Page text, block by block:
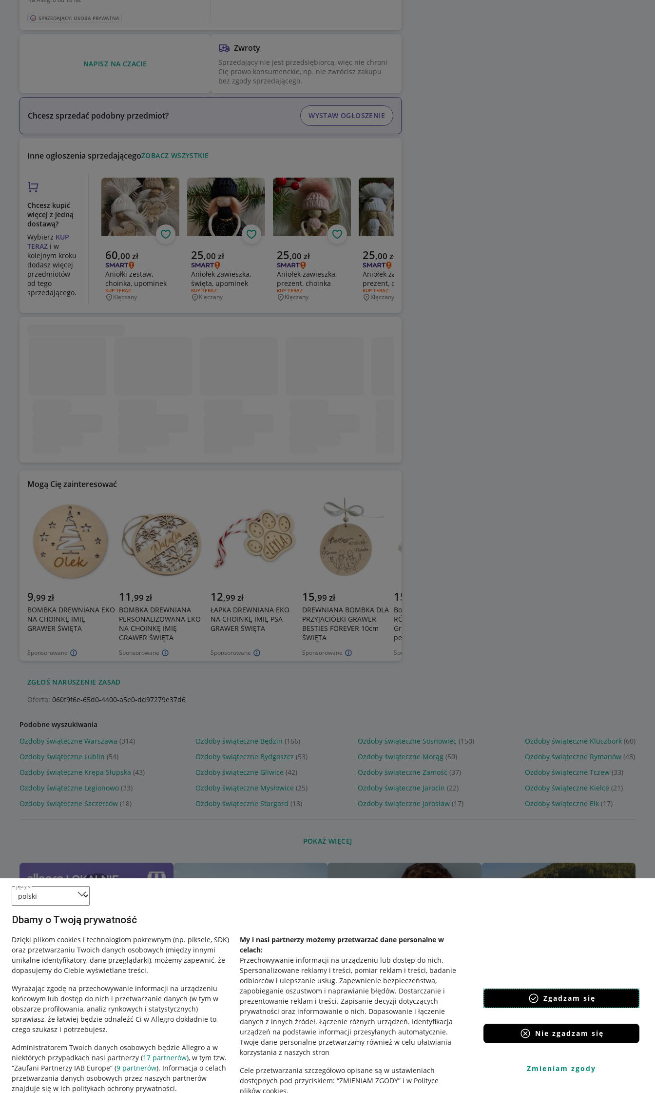
język
Dbamy o Twoją prywatność
Dzięki plikom cookies i technologiom pokrewnym (np. piksele, SDK)
oraz przetwarzaniu Twoich danych osobowych (między innymi
unikalne identyfikatory, dane przeglądarki), możemy zapewnić, że
dopasujemy do Ciebie wyświetlane treści.
Wyrażając zgodę na przechowywanie informacji na urządzeniu
końcowym lub dostęp do nich i przetwarzanie danych (w tym w
obszarze profilowania, analiz rynkowych i statystycznych)
sprawiasz, że łatwiej będzie odnaleźć Ci w Allegro dokładnie to,
czego szukasz i potrzebujesz.
Administratorem Twoich danych osobowych będzie Allegro a w
niektórych przypadkach nasi partnerzy (17 partnerów), w tym tzw.
“Zaufani Partnerzy IAB Europe” (9 partnerów). Informacja o celach
przetwarzania danych osobowych przez naszych partnerów
znajduje się w ich politykach ochrony prywatności.
My i nasi partnerzy możemy przetwarzać dane personalne w
celach:
Przechowywanie informacji na urządzeniu lub dostęp do nich.
Spersonalizowane reklamy i treści, pomiar reklam i treści, badanie
odbiorców i ulepszanie usług. Zapewnienie bezpieczeństwa,
zapobieganie oszustwom i naprawianie błędów. Dostarczanie i
prezentowanie reklam i treści. Zapisanie decyzji dotyczących
prywatności oraz informowanie o nich. Dopasowanie i łączenie
danych z innych źródeł. Łączenie różnych urządzeń. Identyfikacja
urządzeń na podstawie informacji przesyłanych automatycznie.
Twoje dane personalne przetwarzamy również w celu ułatwiania
korzystania z naszych stron
Cele przetwarzania szczegółowo opisane są w ustawieniach
dostępnych pod przyciskiem: “ZMIENIAM ZGODY” i w Polityce
plików cookies.
Zgadzam się
Nie zgadzam się
Zmieniam zgody
SPRZEDAJĄCY: OSOBA PRYWATNA
NAPISZ NA CZACIE
Zwroty
Sprzedający nie jest przedsiębiorcą, więc nie chroni
Cię prawo konsumenckie, np. nie zwrócisz zakupu
bez zgody sprzedającego.
Inne ogłoszenia sprzedającegoZOBACZ WSZYSTKIE
Chcesz kupić
więcej z jedną
dostawą?
Wybierz KUP
TERAZ i w
kolejnym kroku
dodasz więcej
przedmiotów
od tego
sprzedającego.
Aktualna cena
60,00 zł
Aniołki zestaw,
choinka, upominek
RODZAJ OFERTY:
KUP TERAZ
Miejscowość
Klęczany
Obserwuj
Aktualna cena
25,00 zł
Aniołek zawieszka,
święta, upominek
RODZAJ OFERTY:
KUP TERAZ
Miejscowość
Klęczany
Obserwuj
Aktualna cena
25,00 zł
Aniołek zawieszka,
prezent, choinka
RODZAJ OFERTY:
KUP TERAZ
Miejscowość
Klęczany
Obserwuj
Aktualna cena
25,00 zł
Aniołek zawieszka,
prezent, choinka
RODZAJ OFERTY:
KUP TERAZ
Miejscowość
Klęczany
Mogą Cię zainteresować
Sponsorowane
9,99 zł
BOMBKA DREWNIANA EKO
NA CHOINKĘ IMIĘ
GRAWER ŚWIĘTA
Sponsorowane
11 ,99 zł
BOMBKA DREWNIANA
PERSONALIZOWANA EKO
NA CHOINKĘ IMIĘ
GRAWER ŚWIĘTA
Sponsorowane
12,99 zł
ŁAPKA DREWNIANA EKO
NA CHOINKĘ IMIĘ PSA
GRAWER ŚWIĘTA
Sponsorowane
15,99 zł
DREWNIANA BOMBKA DLA
PRZYJACIÓŁKI GRAWER
BESTIES FOREVER 10cm
ŚWIĘTA
Sponsorowane
15
Bombka z imieniem,
RÓŻNE WZORY Miernik
Grzeczności
perosnalizowany
Chcesz sprzedać podobny przedmiot? WYSTAW OGŁOSZENIE
ZGŁOŚ NARUSZENIE ZASAD
Oferta: 060f9f6e-65d0-4400-a5e0-dd97279e37d6
Podobne wyszukiwania
Ozdoby świąteczne Warszawa (314) Ozdoby świąteczne Będzin (166) Ozdoby świąteczne Sosnowiec (150) Ozdoby świąteczne Kluczbork (60)
Ozdoby świąteczne Lublin (54) Ozdoby świąteczne Bydgoszcz (53) Ozdoby świąteczne Morąg (50) Ozdoby świąteczne Rymanów (48)
Ozdoby świąteczne Krępa Słupska (43) Ozdoby świąteczne Gliwice (42) Ozdoby świąteczne Zamość (37) Ozdoby świąteczne Tczew (33)
Ozdoby świąteczne Legionowo (33) Ozdoby świąteczne Mysłowice (25) Ozdoby świąteczne Jarocin (22) Ozdoby świąteczne Kielce (21)
Ozdoby świąteczne Szczerców (18) Ozdoby świąteczne Stargard (18) Ozdoby świąteczne Jarosław (17) Ozdoby świąteczne Ełk (17)
POKAŻ WIĘCEJ
Przydatne informacje
Jak to działa
Napisz do nas
Regulamin
Polityka plików "cookies"
Pobierz aplikację